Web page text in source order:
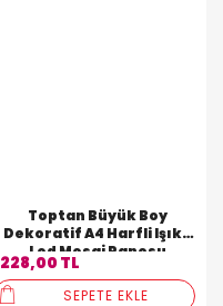
Toptan Büyük Boy
Dekoratif A4 Harfli Işıklı
Led Mesaj Panosu
228,00 TL
SEPETE EKLE